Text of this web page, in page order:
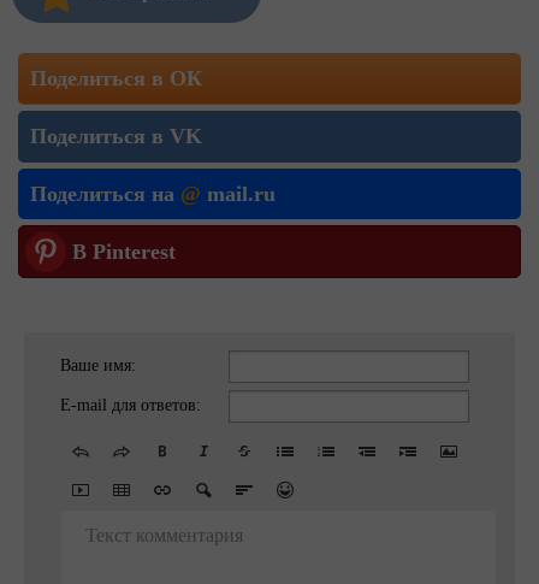
Поделиться в ОК
Поделиться в VK
Поделиться на @ mail.ru
В Pinterest
Ваше имя:
E-mail для ответов:
Текст комментария